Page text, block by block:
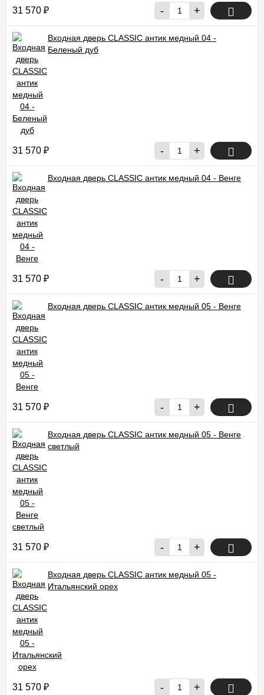
31 570 ₽ - +
Входная дверь CLASSIC антик медный 04 -
Беленый дуб
31 570 ₽ - +
Входная дверь CLASSIC антик медный 04 - Венге
31 570 ₽ - +
Входная дверь CLASSIC антик медный 05 - Венге
31 570 ₽ - +
Входная дверь CLASSIC антик медный 05 - Венге
светлый
31 570 ₽ - +
Входная дверь CLASSIC антик медный 05 -
Итальянский орех
31 570 ₽ - +